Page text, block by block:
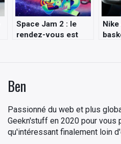
Space Jam 2 : le
rendez-vous est
Nike
Ben
Passionné du web et plus
Geekn'stuff en 2020 pour vous
qu'intéressant finalement loin